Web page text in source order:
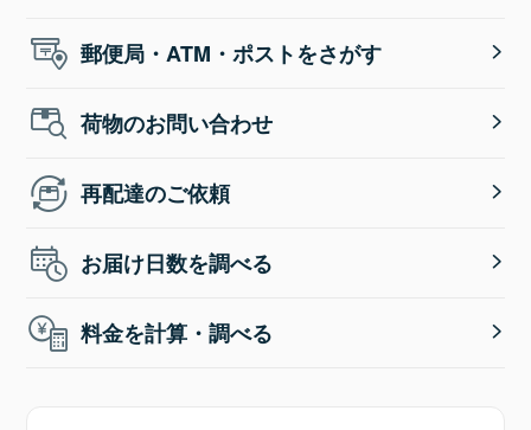
郵便局・ATM・ポストをさがす
荷物のお問い合わせ
再配達のご依頼
お届け日数を調べる
料金を計算・調べる